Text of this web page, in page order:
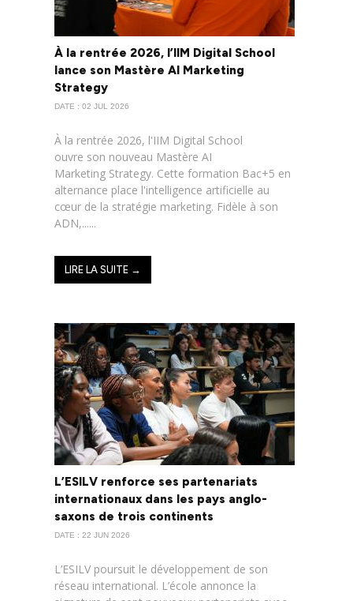
À la rentrée 2026, l’IIM Digital School
lance son Mastère AI Marketing
Strategy
DATE : 02 JUL 2026
À la rentrée 2026, l'IIM Digital School
ouvre son nouveau Mastère AI
Marketing Strategy. Cette formation Bac+5 en
alternance place l'intelligence artificielle au
cœur de la stratégie marketing. Fidèle à son
ADN,......
LIRE LA SUITE →
L’ESILV renforce ses partenariats
internationaux dans les pays anglo-
saxons de trois continents
DATE : 22 JUN 2026
L’ESILV poursuit le développement de son
réseau international. L’école annonce la